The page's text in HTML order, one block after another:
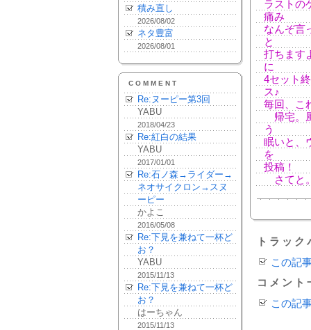
積み直し
2026/08/02
ネタ豊富
2026/08/01
COMMENT
Re:ヌーピー第3回
YABU
2018/04/23
Re:紅白の結果
YABU
2017/01/01
Re:石ノ森→ライダー→
ネオサイクロン→スヌ
ーピー
かよこ
2016/05/08
Re:下見を兼ねて一杯ど
お？
YABU
2015/11/13
Re:下見を兼ねて一杯ど
お？
はーちゃん
2015/11/13
ラストの
痛み
なんぞ言
と
打ちます
に
4セット
ス♪
毎回、こ
帰宅。
う
眠いと、
を
投稿！
さてと
トラッ
この記
コメント
この記